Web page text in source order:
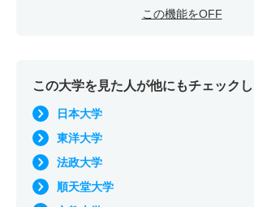
この機能をOFF
この大学を見た人が他にもチェック
日本大学
東洋大学
法政大学
順天堂大学